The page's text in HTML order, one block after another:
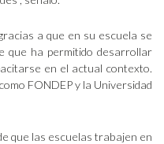
a que en su escuela se
que ha permitido desarrollar
en el actual contexto.
FONDEP y la Universidad
que las escuelas trabajen en